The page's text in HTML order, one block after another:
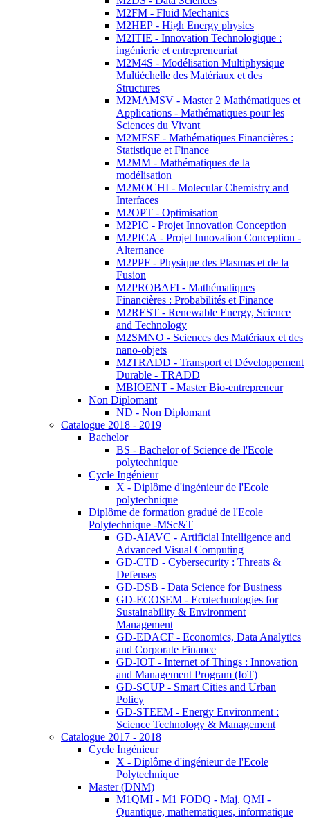
M2FM - Fluid Mechanics
M2HEP - High Energy physics
M2ITIE - Innovation Technologique :
ingénierie et entrepreneuriat
M2M4S - Modélisation Multiphysique
Multiéchelle des Matériaux et des
Structures
M2MAMSV - Master 2 Mathématiques et
Applications - Mathématiques pour les
Sciences du Vivant
M2MFSF - Mathématiques Financières :
Statistique et Finance
M2MM - Mathématiques de la
modélisation
M2MOCHI - Molecular Chemistry and
Interfaces
M2OPT - Optimisation
M2PIC - Projet Innovation Conception
M2PICA - Projet Innovation Conception -
Alternance
M2PPF - Physique des Plasmas et de la
Fusion
M2PROBAFI - Mathématiques
Financières : Probabilités et Finance
M2REST - Renewable Energy, Science
and Technology
M2SMNO - Sciences des Matériaux et des
nano-objets
M2TRADD - Transport et Développement
Durable - TRADD
MBIOENT - Master Bio-entrepreneur
Non Diplomant
ND - Non Diplomant
Catalogue 2018 - 2019
Bachelor
BS - Bachelor of Science de l'Ecole
polytechnique
Cycle Ingénieur
X - Diplôme d'ingénieur de l'Ecole
polytechnique
Diplôme de formation gradué de l'Ecole
Polytechnique -MSc&T
GD-AIAVC - Artificial Intelligence and
Advanced Visual Computing
GD-CTD - Cybersecurity : Threats &
Defenses
GD-DSB - Data Science for Business
GD-ECOSEM - Ecotechnologies for
Sustainability & Environment
Management
GD-EDACF - Economics, Data Analytics
and Corporate Finance
GD-IOT - Internet of Things : Innovation
and Management Program (IoT)
GD-SCUP - Smart Cities and Urban
Policy
GD-STEEM - Energy Environment :
Science Technology & Management
Catalogue 2017 - 2018
Cycle Ingénieur
X - Diplôme d'ingénieur de l'Ecole
Polytechnique
Master (DNM)
M1QMI - M1 FODQ - Maj. QMI -
Quantique, mathematiques, informatique